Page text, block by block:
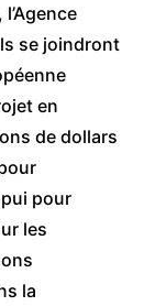
se joindront
en
de dollars
pour
les
la